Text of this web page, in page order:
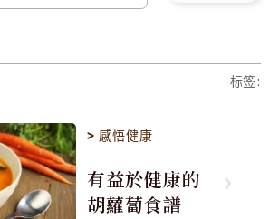
标签:
>感悟健康
有益於健康的
胡蘿蔔食譜